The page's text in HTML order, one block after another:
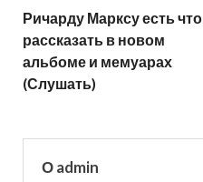
Ричарду Марксу есть что
рассказать в новом
альбоме и мемуарах
(Слушать)
О admin